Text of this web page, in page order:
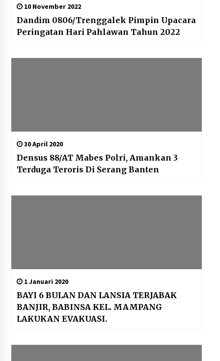
10 November 2022
Dandim 0806/Trenggalek Pimpin Upacara
Peringatan Hari Pahlawan Tahun 2022
30 April 2020
Densus 88/AT Mabes Polri, Amankan 3
Terduga Teroris Di Serang Banten
1 Januari 2020
BAYI 6 BULAN DAN LANSIA TERJABAK
BANJIR, BABINSA KEL. MAMPANG
LAKUKAN EVAKUASI.